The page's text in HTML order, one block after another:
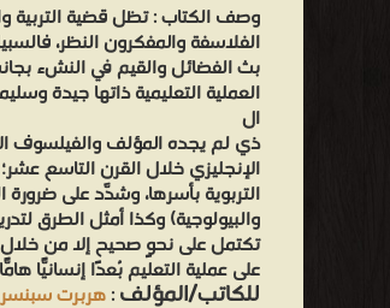
وصف الكتاب :تظل قضية التربية
الفلاسفة والمفكرون النظر،
بث الفضائل والقيم في النشء
العملية التعليمية ذاتها جيدة
ال
ذي لم يجده المؤلف والفيلسوف
الإنجليزي خلال القرن التاسع
التربوية بأسرها، وشدَّد على ضرورة
والبيولوجية) وكذا أمثل الطرق
تكتمل على نحوٍ صحيح إلا من خلال
على عملية التعليم بُعدًا إنسانيًّا
للكاتب/المؤلف:هربرت سبنسر